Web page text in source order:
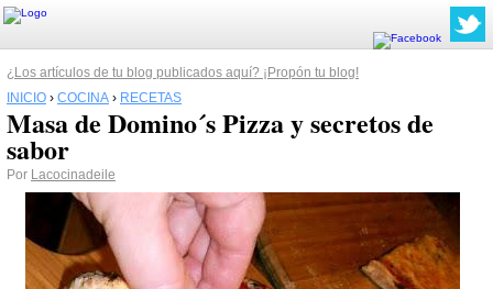
¿Los artículos de tu blog publicados aquí? ¡Propón tu blog!
INICIO › COCINA › RECETAS
Masa de Domino´s Pizza y secretos de
sabor
Por Lacocinadeile